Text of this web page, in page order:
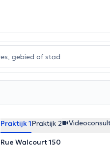
Praktijk 1Praktijk 2
Rue Walcourt 150